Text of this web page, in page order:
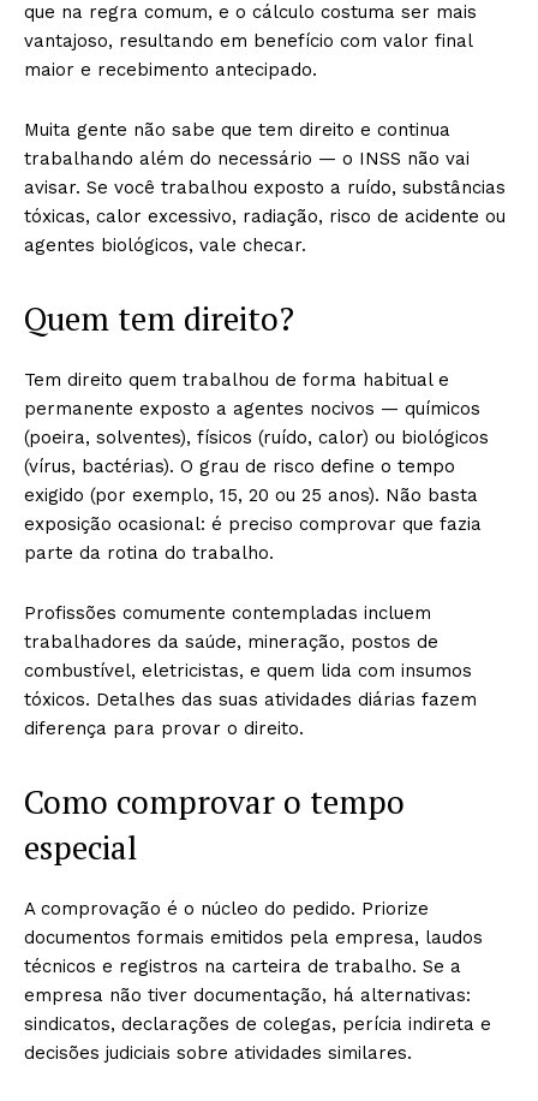
que na regra comum, e o cálculo costuma ser mais
vantajoso, resultando em benefício com valor final
maior e recebimento antecipado.
Muita gente não sabe que tem direito e continua
trabalhando além do necessário — o INSS não vai
avisar. Se você trabalhou exposto a ruído, substâncias
tóxicas, calor excessivo, radiação, risco de acidente ou
agentes biológicos, vale checar.
Quem tem direito?
Tem direito quem trabalhou de forma habitual e
permanente exposto a agentes nocivos — químicos
(poeira, solventes), físicos (ruído, calor) ou biológicos
(vírus, bactérias). O grau de risco define o tempo
exigido (por exemplo, 15, 20 ou 25 anos). Não basta
exposição ocasional: é preciso comprovar que fazia
parte da rotina do trabalho.
Profissões comumente contempladas incluem
trabalhadores da saúde, mineração, postos de
combustível, eletricistas, e quem lida com insumos
tóxicos. Detalhes das suas atividades diárias fazem
diferença para provar o direito.
Como comprovar o tempo
especial
A comprovação é o núcleo do pedido. Priorize
documentos formais emitidos pela empresa, laudos
técnicos e registros na carteira de trabalho. Se a
empresa não tiver documentação, há alternativas:
sindicatos, declarações de colegas, perícia indireta e
decisões judiciais sobre atividades similares.